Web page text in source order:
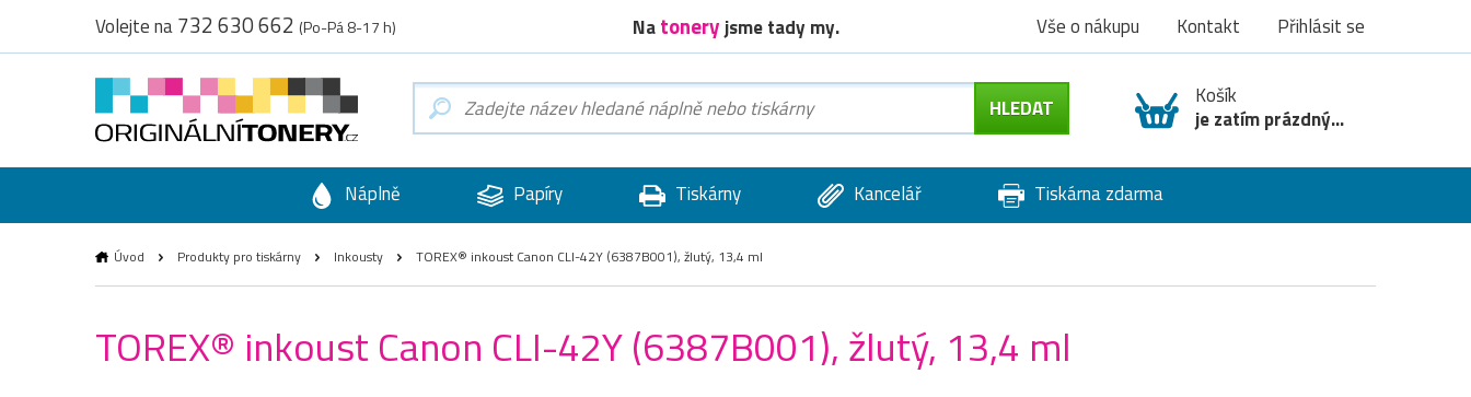
Volejte na732 630 662 (Po-Pá 8-17 h) Natoneryjsme tady my. Vše o nákupu Kontakt Přihlásit se
Košík
je zatím prázdný...
Náplně Papíry Tiskárny Kancelář Tiskárna zdarma
Úvod Produkty pro tiskárny Inkousty TOREX® inkoust Canon CLI-42Y (6387B001), žlutý, 13,4 ml
TOREX® inkoust Canon CLI-42Y (6387B001), žlutý, 13,4 ml